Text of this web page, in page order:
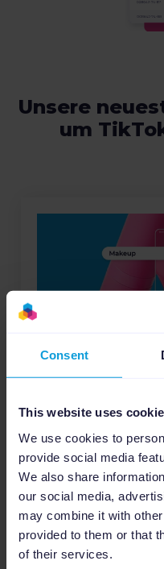
Consent
This website uses
We use cookies to
provide social media
We also share
our social media,
may combine it with
provided to them or that
of their services.
Unsere
um
Erste
Advertising
Mit 1,59
TikTok-Avertising
Entdecke, wie du
mit TikTok-Ads